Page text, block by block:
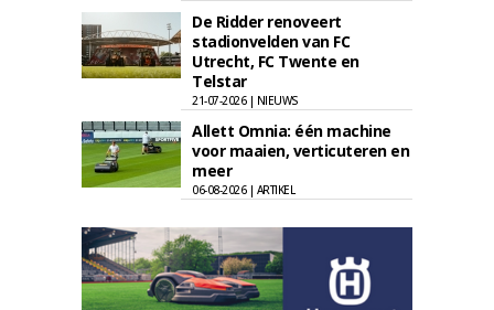
De Ridder renoveert
stadionvelden van FC
Utrecht, FC Twente en
Telstar
21-07-2026 | NIEUWS
Allett Omnia: één machine
voor maaien, verticuteren en
meer
06-08-2026 | ARTIKEL